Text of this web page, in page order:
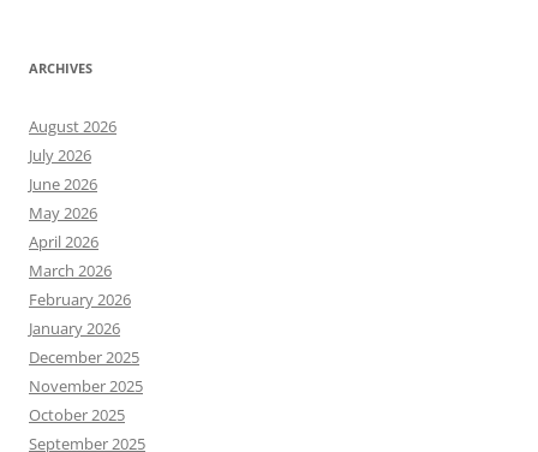
ARCHIVES
August 2026
July 2026
June 2026
May 2026
April 2026
March 2026
February 2026
January 2026
December 2025
November 2025
October 2025
September 2025